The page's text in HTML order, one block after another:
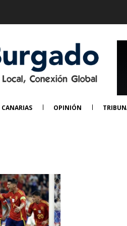
CANARIAS OPINIÓN